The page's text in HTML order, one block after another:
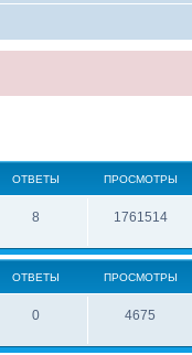
ОТВЕТЫ ПРОСМОТРЫ
8 1761514
ОТВЕТЫ ПРОСМОТРЫ
0 4675